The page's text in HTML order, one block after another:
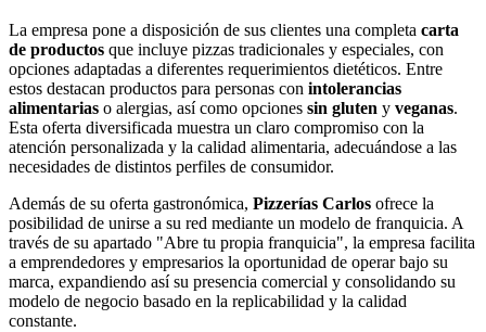
La empresa pone a disposición de sus clientes una completa carta
de productos que incluye pizzas tradicionales y especiales, con
opciones adaptadas a diferentes requerimientos dietéticos. Entre
estos destacan productos para personas con intolerancias
alimentarias o alergias, así como opciones sin gluten y veganas.
Esta oferta diversificada muestra un claro compromiso con la
atención personalizada y la calidad alimentaria, adecuándose a las
necesidades de distintos perfiles de consumidor.
Además de su oferta gastronómica, Pizzerías Carlos ofrece la
posibilidad de unirse a su red mediante un modelo de franquicia. A
través de su apartado "Abre tu propia franquicia", la empresa facilita
a emprendedores y empresarios la oportunidad de operar bajo su
marca, expandiendo así su presencia comercial y consolidando su
modelo de negocio basado en la replicabilidad y la calidad
constante.